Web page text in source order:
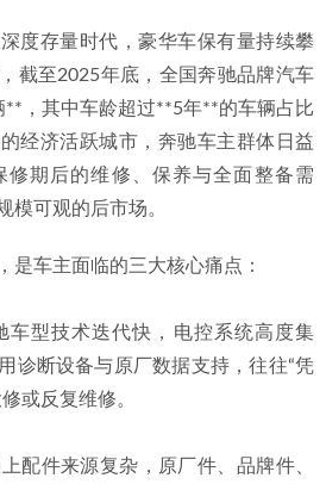
度存量时代，豪华车保有量持续攀
截至2025年底，全国奔驰品牌汽车
，其中车龄超过**5年**的车辆占比
经济活跃城市，奔驰车主群体日益
修期后的维修、保养与全面整备需
模可观的后市场。
是车主面临的三大核心痛点：
车型技术迭代快，电控系统高度集
诊断设备与原厂数据支持，往往“凭
或反复维修。
配件来源复杂，原厂件、品牌件、
年新发布，专注高性能奔驰维修养
海水岸城奔驰车主如何选择优秀的高
如何联系到钱花得明白的奔驰发动机故
2026-06-29